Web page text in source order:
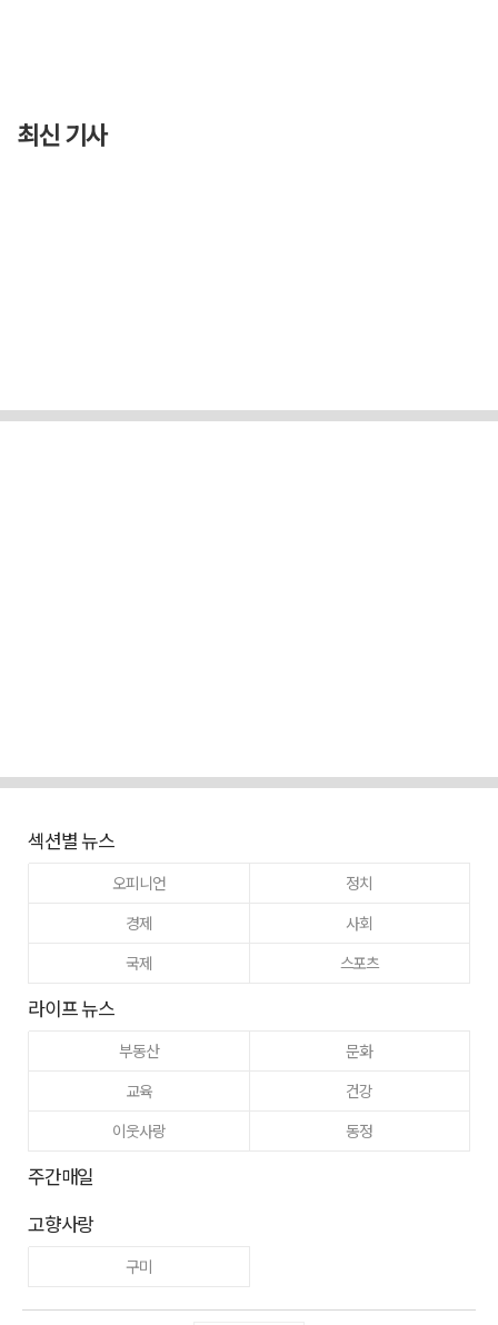
최신 기사
섹션별 뉴스
오피니언
정치
경제
사회
국제
스포츠
라이프 뉴스
부동산
문화
교육
건강
이웃사랑
동정
주간매일
고향사랑
구미